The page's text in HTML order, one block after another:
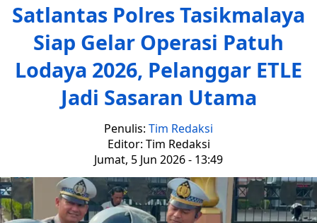
Satlantas Polres Tasikmalaya
Siap Gelar Operasi Patuh
Lodaya 2026, Pelanggar ETLE
Jadi Sasaran Utama
Penulis: Tim Redaksi
Editor: Tim Redaksi
Jumat, 5 Jun 2026 - 13:49